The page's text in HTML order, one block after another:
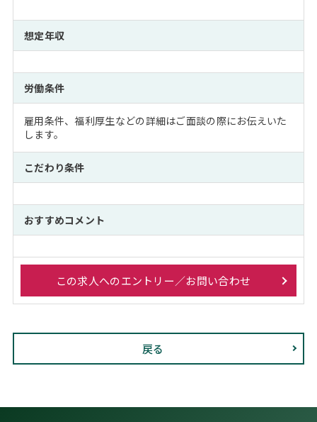
想定年収
労働条件
雇用条件、福利厚生などの詳細はご面談の際にお伝えいた
します。
こだわり条件
おすすめコメント
この求人へのエントリー／お問い合わせ
戻る